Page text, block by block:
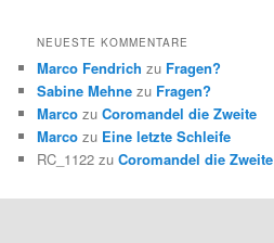
NEUESTE KOMMENTARE
Marco Fendrich zu Fragen?
Sabine Mehne zu Fragen?
Marco zuCoromandel die Zweite
Marco zu Eine letzte Schleife
RC_1122 zuCoromandel die Zweite